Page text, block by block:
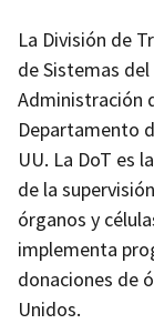
La División de
de Sistemas
Administración
Departamento
UU. La DoT es
de la
órganos y
implementa
donaciones de
Unidos.